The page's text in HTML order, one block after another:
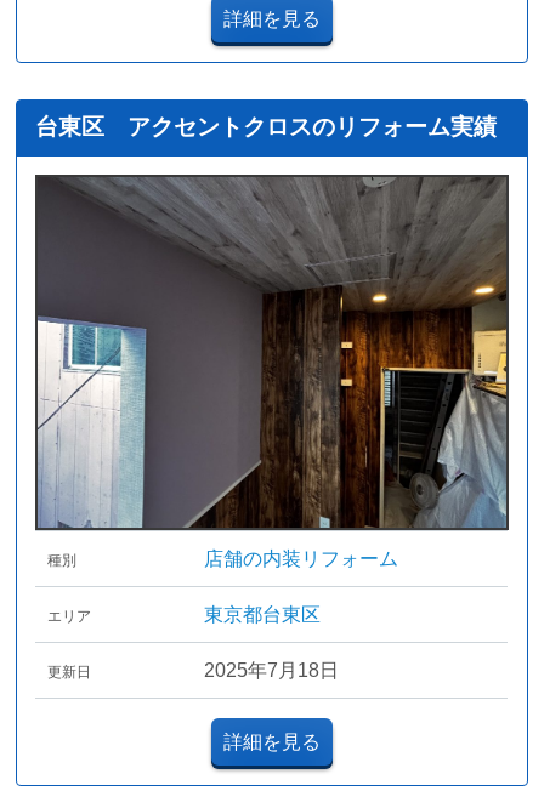
詳細を見る
台東区 アクセントクロスのリフォーム実績
種別 店舗の内装リフォーム
エリア 東京都台東区
更新日 2025年7月18日
詳細を見る